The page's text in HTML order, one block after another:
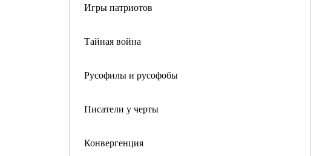
Игры патриотов
Тайная война
Русофилы и русофобы
Писатели у черты
Конвергенция